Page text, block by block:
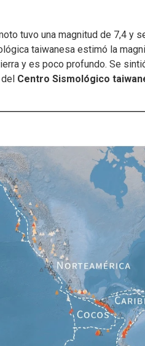
tuvo una magnitud de 7,4 y
taiwanesa estimó la
y es poco profundo. Se
Centro Sismológico